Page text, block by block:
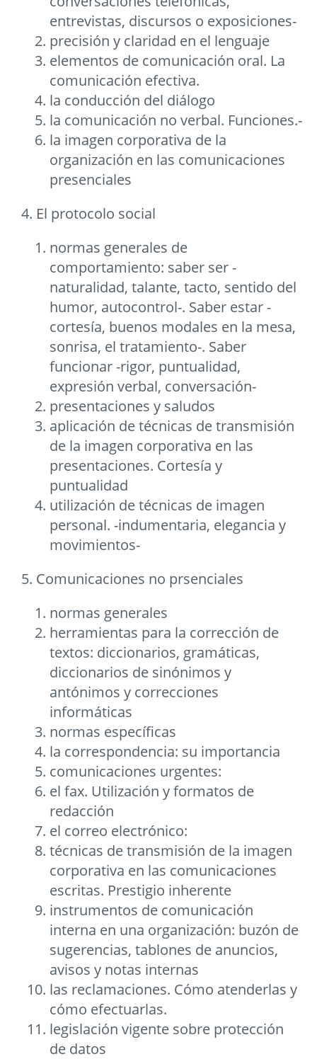
entrevistas, discursos o exposiciones-
precisión y claridad en el lenguaje
elementos de comunicación oral. La
comunicación efectiva.
la conducción del diálogo
la comunicación no verbal. Funciones.-
la imagen corporativa de la
organización en las comunicaciones
presenciales
4. El protocolo social
normas generales de
comportamiento: saber ser -
naturalidad, talante, tacto, sentido del
humor, autocontrol-. Saber estar -
cortesía, buenos modales en la mesa,
sonrisa, el tratamiento-. Saber
funcionar -rigor, puntualidad,
expresión verbal, conversación-
presentaciones y saludos
aplicación de técnicas de transmisión
de la imagen corporativa en las
presentaciones. Cortesía y
puntualidad
utilización de técnicas de imagen
personal. -indumentaria, elegancia y
movimientos-
5. Comunicaciones no prsenciales
normas generales
herramientas para la corrección de
textos: diccionarios, gramáticas,
diccionarios de sinónimos y
antónimos y correcciones
informáticas
normas específicas
la correspondencia: su importancia
comunicaciones urgentes:
el fax. Utilización y formatos de
redacción
el correo electrónico:
técnicas de transmisión de la imagen
corporativa en las comunicaciones
escritas. Prestigio inherente
instrumentos de comunicación
interna en una organización: buzón de
sugerencias, tablones de anuncios,
avisos y notas internas
las reclamaciones. Cómo atenderlas y
cómo efectuarlas.
legislación vigente sobre protección
de datos